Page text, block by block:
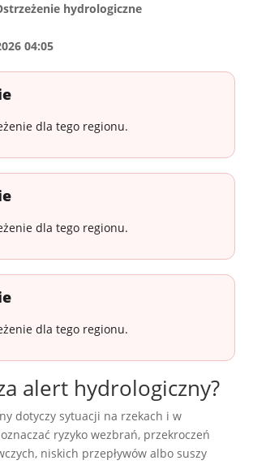
hydrologiczne
04:05
dla tego regionu.
dla tego regionu.
dla tego regionu.
alert hydrologiczny?
dotyczy sytuacji na rzekach i w
ryzyko wezbrań, przekroczeń
niskich przepływów albo suszy